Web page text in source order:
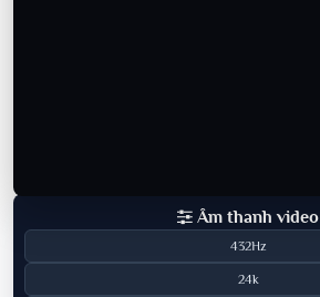
Âm thanh video
432Hz
24k